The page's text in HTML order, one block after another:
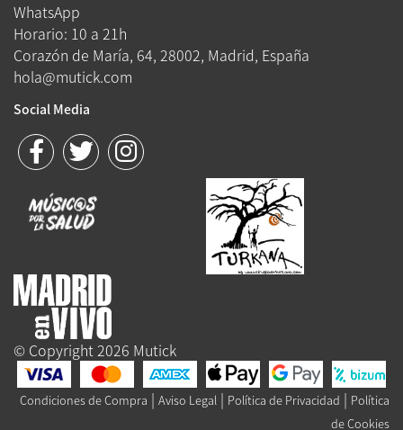
WhatsApp
Horario: 10 a 21h
Corazón de María, 64, 28002, Madrid, España
hola@mutick.com
Social Media
© Copyright 2026 Mutick
Condiciones de Compra | Aviso Legal | Política de Privacidad | Política
de Cookies